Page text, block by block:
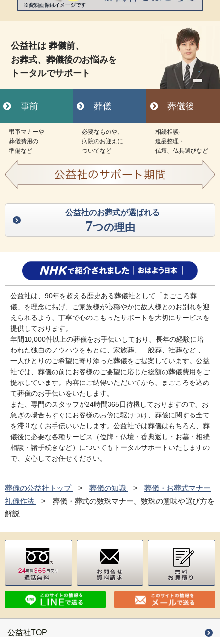
公益社は 葬儀前、
お葬式、葬儀後のお悩みを
トータルでサポート
事前 葬儀 葬儀後
弔亊マナーや
葬儀費用の
準備など
必要なものや、
病院のお迎えに
ついてなど
相続相談·
遺品整理・
仏壇、仏具選びなど
公益社のお葬式が選ばれる
7つの理由
公益社は、90年を超える歴史ある葬儀社として「まごころ葬
儀」を理念に掲げ、ご家族様が心穏やかに故人様とのお別れを迎
えられるよう、丁寧で心のこもったサポートを大切にサービスを
提供しております。
年間10,000件以上の葬儀をお手伝いしており、長年の経験に培
われた独自のノウハウをもとに、家族葬、一般葬、社葬など 、
一人ひとりのご希望に寄り添った葬儀をご提案しています。公益
社では、葬儀の前にお客様のご要望に応じた総額の葬儀費用をご
提示しています。内容にご納得いただいてから、まごころを込め
て葬儀のお手伝いをいたします。
また、専門のスタッフが24時間365日待機しておりますので、お
急ぎの場合もすぐにお客様のお傍に駆けつけ、葬儀に関する全て
を滞りなくお手伝いいたします。公益社では葬儀はもちろん、葬
儀後に必要な各種サービス（位牌・仏壇・香典返し・お墓・相続
相談・諸手続きなど）についてもトータルサポートいたしますの
で、安心してお任せください。
葬儀の公益社トップ 葬儀の知識
葬儀・お葬式マナー
礼儀作法
葬儀・葬式の数珠マナー。数珠の意味や選び方を
解説
公益社TOP